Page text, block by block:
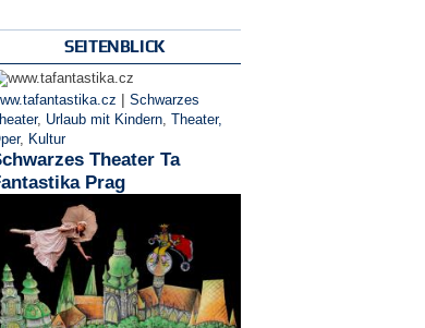
SEITENBLICK
| Schwarzes
, Urlaub mit Kindern, Theater,
, Kultur
Theater Ta
Prag